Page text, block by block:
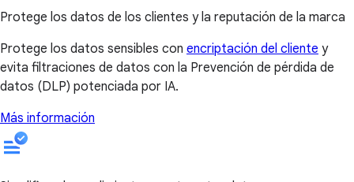
Protege los datos de los clientes y la reputación de la marca
Protege los datos sensibles con encriptación del cliente y
evita filtraciones de datos con la Prevención de pérdida de
datos (DLP) potenciada por IA.
Más información